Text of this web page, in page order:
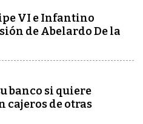
VI e Infantino
de Abelardo De la
banco si quiere
cajeros de otras